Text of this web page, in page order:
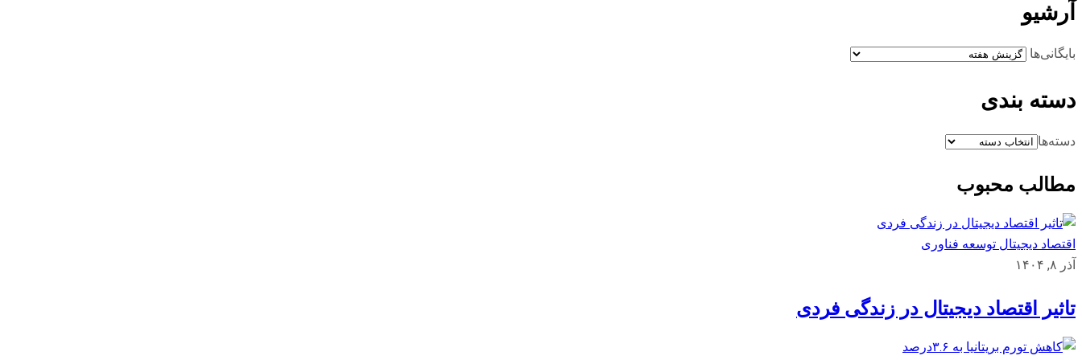
آرشیو
بایگانی‌ها
دسته بندی
دسته‌ها
مطالب محبوب
اقتصاد دیجیتال توسعه فناوری
آذر ۸, ۱۴۰۴
تاثیر اقتصاد دیجیتال در زندگی فردی